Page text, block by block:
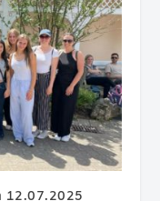
12.07.2025